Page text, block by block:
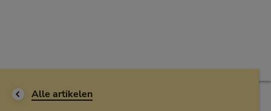
Ga terug naar
Alle artikelen